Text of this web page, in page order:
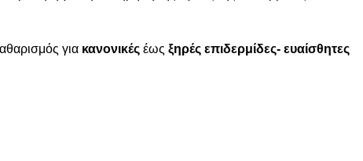
για κανονικές έως ξηρές επιδερμίδες- ευαίσθητες